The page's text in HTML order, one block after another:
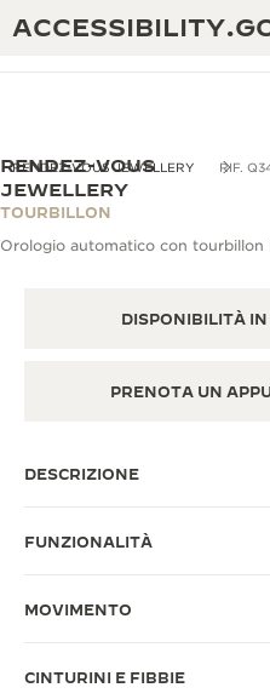
GARANZIA DEI
MOSTRA “THE
THE DREAM SHAPER
THE PRECISION
ECCELLENZA: OLTRE
MAESTRIA: 108
RENDEZ-VOUS JEWELLERY RIF.
RENDEZ-VOUS
JEWELLERY
TOURBILLON
Orologio automatico con
DISPONIBILITÀ
PRENOTA UN
DESCRIZIONE
FUNZIONALITÀ
MOVIMENTO
CINTURINI E FIBBIE